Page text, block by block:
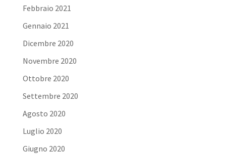
Febbraio 2021
Gennaio 2021
Dicembre 2020
Novembre 2020
Ottobre 2020
Settembre 2020
Agosto 2020
Luglio 2020
Giugno 2020